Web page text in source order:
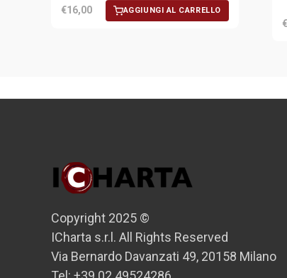
€16,00 AGGIUNGI AL CARRELLO
Copyright 2025 ©
ICharta s.r.l. All Rights Reserved
Via Bernardo Davanzati 49, 20158 Milano